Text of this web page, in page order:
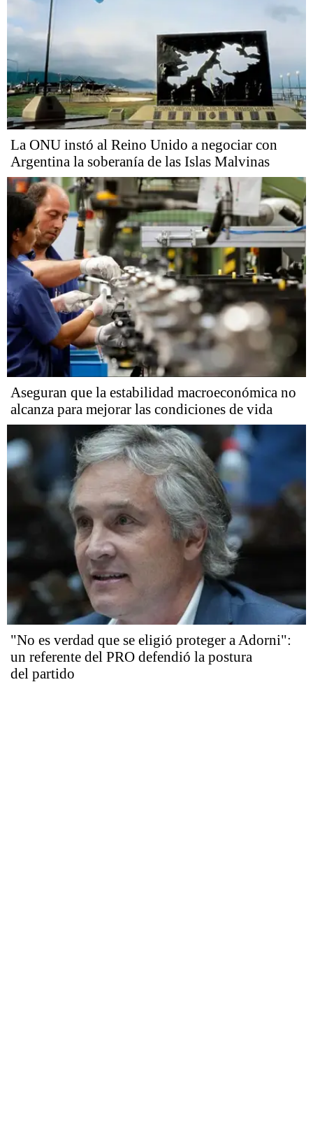
La ONU instó al Reino Unido a negociar con
Argentina la soberanía de las Islas Malvinas
Aseguran que la estabilidad macroeconómica no
alcanza para mejorar las condiciones de vida
"No es verdad que se eligió proteger a Adorni":
un referente del PRO defendió la postura
del partido